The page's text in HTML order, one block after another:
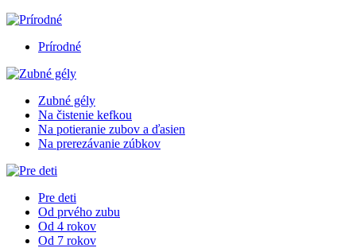
Prírodné
Zubné gély
Na čistenie kefkou
Na potieranie zubov a ďasien
Na prerezávanie zúbkov
Pre deti
Od prvého zubu
Od 4 rokov
Od 7 rokov